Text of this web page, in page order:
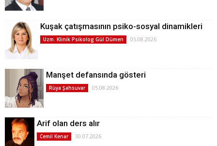
Kuşak çatışmasının psiko-sosyal dinamikleri
Uzm. Klinik Psikolog Gül Dümen 05.08.2026
Manşet defansında gösteri
Rüya Şahsuvar 05.08.2026
Arif olan ders alır
Cemil Kenar 30.07.2026